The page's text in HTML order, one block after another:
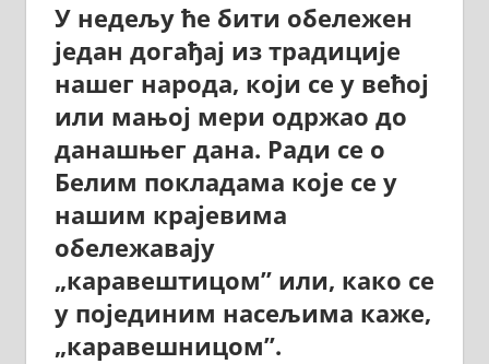
У недељу ће бити обележен
један догађај из традиције
нашег народа, који се у већој
или мањој мери одржао до
данашњег дана. Ради се о
Белим покладама које се у
нашим крајевима
обележавају
„каравештицом” или, како се
у појединим насељима каже,
„каравешницом”.